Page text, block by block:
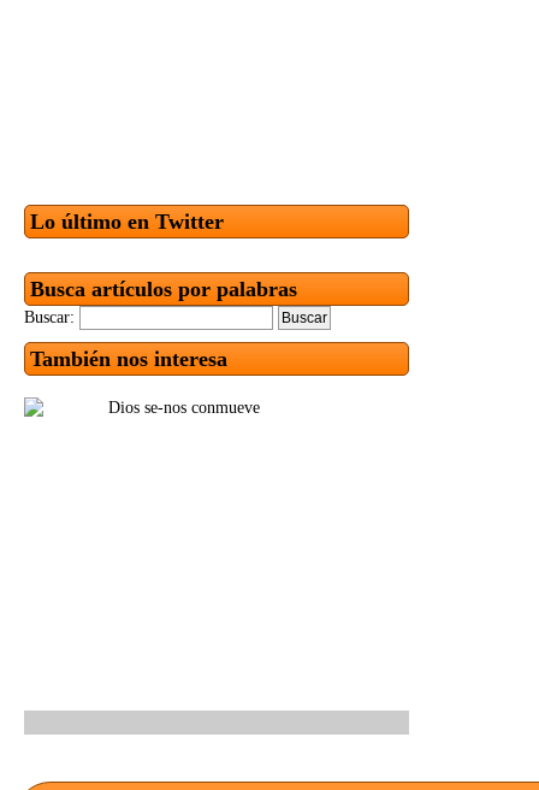
Lo último en Twitter
Busca artículos por palabras
Buscar:
También nos interesa